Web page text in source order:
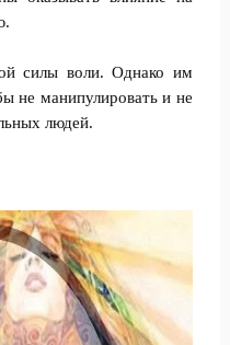
силы воли. Однако им
не манипулировать и не
людей.